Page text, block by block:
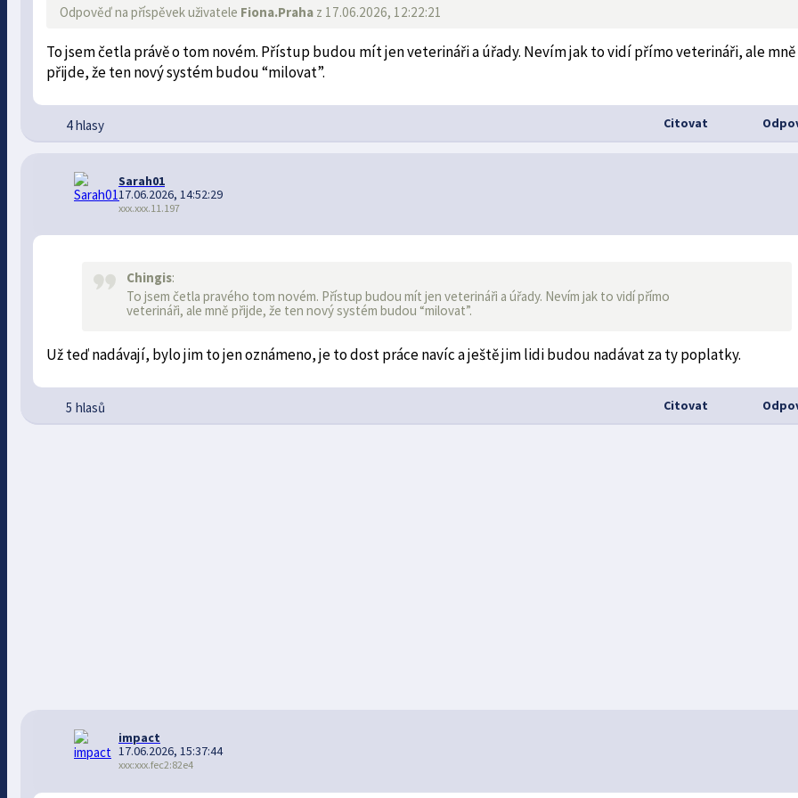
Odpověď na příspěvek uživatele Fiona.Praha z 17.06.2026, 12:22:21
To jsem četla právě o tom novém. Přístup budou mít jen veterináři a úřady. Nevím jak to vidí přímo veterináři, ale mně
přijde, že ten nový systém budou “milovat”.
4 hlasy Citovat
Sarah01
17.06.2026, 14:52:29
xxx.xxx.11.197
Chingis:
To jsem četla pravého tom novém. Přístup budou mít jen veterináři a úřady. Nevím jak to vidí přímo
veterináři, ale mně přijde, že ten nový systém budou “milovat”.
Už teď nadávají, bylo jim to jen oznámeno, je to dost práce navíc a ještě jim lidi budou nadávat za ty poplatky.
5 hlasů Citovat
impact
17.06.2026, 15:37:44
xxx:xxx.fec2:82e4